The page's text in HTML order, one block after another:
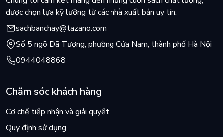
được chọn lựa kỹ lưỡng từ các nhà xuất bản uy tín.
sachbanchay@tazano.com
Số 5 ngõ Dã Tượng, phường Cửa Nam, thành phố Hà Nội
0944048868
Chăm sóc khách hàng
Cơ chế tiếp nhận và giải quyết
Quy định sử dụng